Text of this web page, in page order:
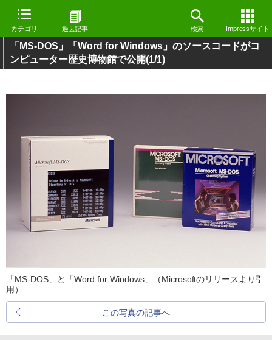
カテゴリ 過去記事 検索 Impressサイト
「MS-DOS」「Word for Windows」のソースコードがコ
ンピューター歴史博物館で公開(1/1)
「MS-DOS」と「Word for Windows」（Microsoftのリリースより引
用）
この写真の記事へ